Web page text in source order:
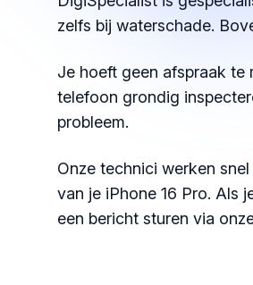
zelfs bij waterschade.
Je hoeft geen afspraak te
telefoon grondig
probleem.
Onze technici werken
van je iPhone 16 Pro. Als
een bericht sturen via